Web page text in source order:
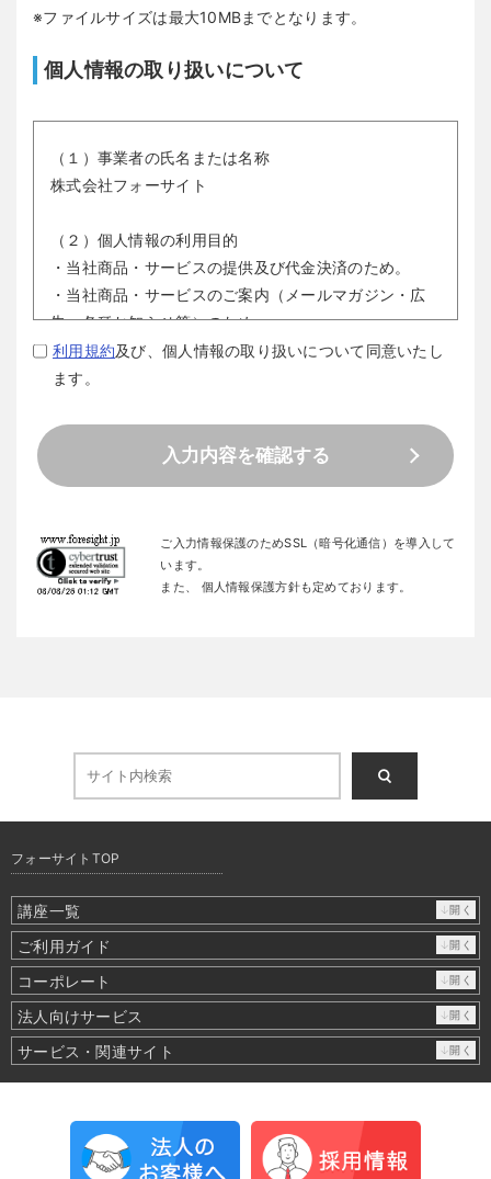
※ファイルサイズは最大10MBまでとなります。
個人情報の取り扱いについて
（１）事業者の氏名または名称
株式会社フォーサイト
（２）個人情報の利用目的
・当社商品・サービスの提供及び代金決済のため。
・当社商品・サービスのご案内（メールマガジン・広
告・各種お知らせ等）のため。
・当社商品・サービスの改善・新規開発及びマーケテ
ィングのため。
どの調査のため。
（３）個人情報の第三者提供について
の同意なく、第三者に提供することはありません。
（４）個人情報の取扱いの委託について
（５）個人情報を与えなかった場合に生じる結果
個人情報を与えることは任意です。個人情報に関する
（６）開示対象個人情報の開示等および問い合わせ窓
口について
ご本人からの求めにより、当社が保有する開示対象個
人情報に関する開示、利用目的の通知、内容の訂正・
追加または削除、利用停止、消去および第三者提供の
停止(以下、開示等という)に応じます。
開示等に応ずる窓口は、下記「当社の個人情報の取扱
さい。
（７）本人が容易に認識できない方法による個人情報
利用規約及び、個人情報の取り扱いについて同意いたし
ます。
入力内容を確認する
ご入力情報保護のためSSL（暗号化通信）を導入して
います。
また、 個人情報保護方針も定めております。
フォーサイトTOP
講座一覧 ↓開く
ご利用ガイド ↓開く
コーポレート ↓開く
法人向けサービス ↓開く
サービス・関連サイト ↓開く